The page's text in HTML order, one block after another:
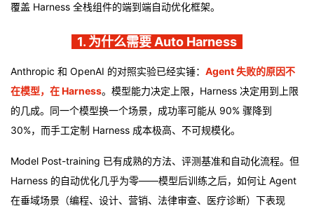
注
开
发
者
学
的
Programs
我
的
支
持
覆盖 Harness 全栈组件的端到端自动优化框架。
1. 为什么需要 Auto Harness
Anthropic 和 OpenAI 的对照实验已经实锤： Agent 失败的原因不
在模型，在 Harness。模型能力决定上限，Harness 决定用到上限
的几成。同一个模型换一个场景，成功率可能从 90% 骤降到
30%，而手工定制 Harness 成本极高、不可规模化。
Model Post-training 已有成熟的方法、评测基准和自动化流程。但
Harness 的自动优化几乎为零——模型后训练之后，如何让 Agent
在垂域场景（编程、设计、营销、法律审查、医疗诊断）下表现